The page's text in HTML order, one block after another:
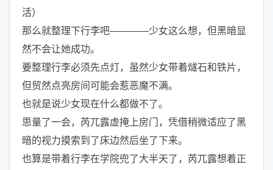
活）
那么就整理下行李吧————少女这么想，但黑暗显
然不会让她成功。
要整理行李必须先点灯，虽然少女带着燧石和铁片，
但贸然点亮房间可能会惹恶魔不满。
也就是说少女现在什么都做不了。
思量了一会，芮兀露虚掩上房门，凭借稍微适应了黑
暗的视力摸索到了床边然后坐了下来。
也算是带着行李在学院兜了大半天了，芮兀露想着正